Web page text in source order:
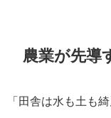
農業が先導
「田舎は水も土も